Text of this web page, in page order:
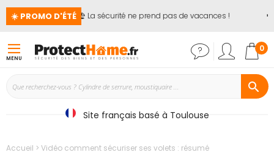
☀️ PROMO D'ÉTÉ🏖️ La sécurité ne prend pas de vacances ! 📢
MENU
0
Site français basé à Toulouse
Accueil Vidéo comment sécuriser ses volets : résumé